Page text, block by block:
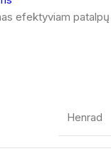
efektyviam patalpų
Henrad